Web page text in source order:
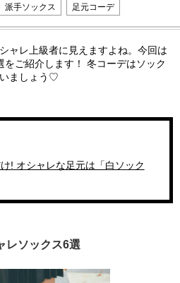
派手ソックス 足元コーデ
ャレ上級者に見えますよね。今回は
ご紹介します！ 冬コーデはソック
ましょう♡
! オシャレな足元は「白ソック
レソックス6選